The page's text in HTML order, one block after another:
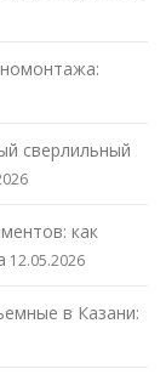
сверлильный
как
12.05.2026
в Казани: